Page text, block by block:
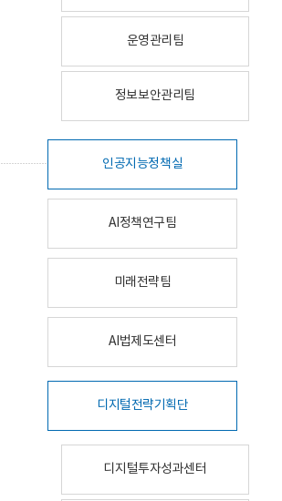
운영관리팀
정보보안관리팀
인공지능정책실
AI정책연구팀
미래전략팀
AI법제도센터
디지털전략기획단
디지털투자성과센터